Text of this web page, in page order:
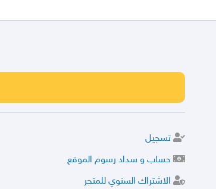
تسجيل
حساب و سداد رسوم الموقع
الاشتراك السنوي للمتجر